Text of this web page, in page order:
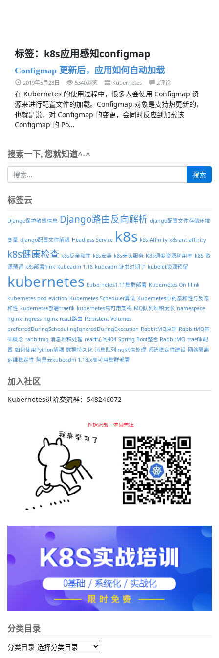
标签：k8s应用感知configmap
Configmap 更新后，应用如何自动加载
2019年5月28日 5340浏览 Kubernetes 2评论
在 Kubernetes 的使用过程中，很多人会使用 Configmap 资
源来进行配置文件的加载。Configmap 对象是支持热更新的，
也就是说，对 Configmap 的变更，会同时反应到加载该
Configmap 的 Po…
搜索一下, 您就知道^-^
标签云
Django保护敏感信息 Django路由反向解析 django配置文件存储环境
变量 django配置文件解耦 Headless Service k8s k8s Affinity k8s antiaffinity
k8s健康检查 k8s反亲和性 k8s安装 k8s无头服务 K8S调度资源利用率 K8S 资
源预留 k8s部署flink kubeadm 1.18 kubeadm证书过期了 kubelet资源预留
kubernetes kubernetes1.11集群部署 Kubernetes On Flink
kubernetes pod eviction Kubernetes Scheduler算法 Kubernetes中的亲和性与反亲
和性 kubernetes部署traefik kubernetes高可用架构 MQ队列堆积太长 namespace
nginx ingress nginx react路由 Persistent Volumes
preferredDuringSchedulingIgnoredDuringExecution RabbitMQ原理 RabbitMQ基
础概念 rabbitmq 消息堆积处理 react访问404 Spring Boot整合 RabbitMQ traefik配
置 如何使用Python解耦 数据持久化 消息队列mq死信处理 系统稳定性建设 网络隔离
运维稳定性 阿里云kubeadm 1.18.x高可用集群部署
加入社区
Kubernetes进阶交流群：548246072
分类目录
分类目录